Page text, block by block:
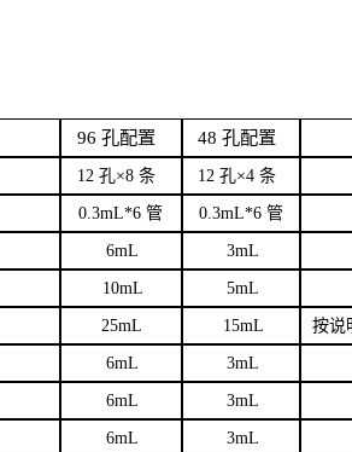
96 孔配置 48 孔配置
12 孔×8 条 12 孔×4 条
0.3mL*6 管 0.3mL*6 管
6mL 3mL
10mL 5mL
25mL 15mL 按说
6mL 3mL
6mL 3mL
6mL 3mL